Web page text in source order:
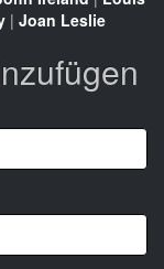
| Joan Leslie